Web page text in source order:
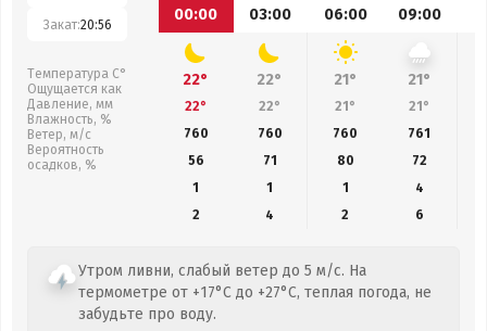
Закат:20:56
Температура С°
Ощущается как
Давление, мм
Влажность, %
Ветер, м/с
Вероятность
осадков, %
00:00
03:00 06:00 09:00
22° 22° 21° 21°
22° 22° 21° 21°
760
760 760 761
56
71 80 72
1
1 1
4
2
4 2 6
Утром ливни, слабый ветер до 5 м/с. На
термометре от +17°C до +27°C, теплая погода, не
забудьте про воду.